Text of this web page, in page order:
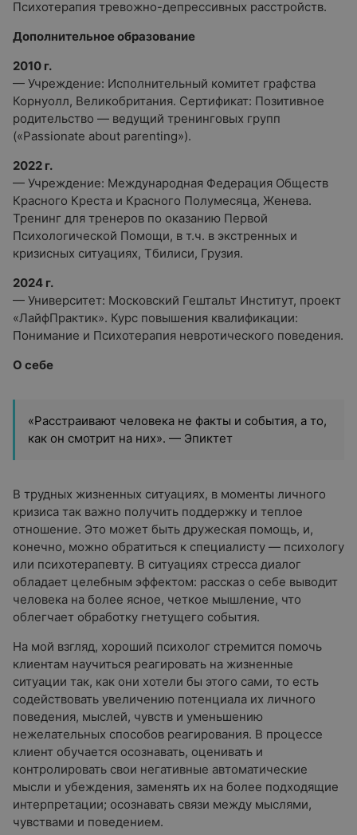
Психотерапия тревожно-депрессивных расстройств.
Дополнительное образование
2010 г.
— Учреждение: Исполнительный комитет графства
Корнуолл, Великобритания. Сертификат: Позитивное
родительство — ведущий тренинговых групп
(«Passionate about parenting»).
2022 г.
— Учреждение: Международная Федерация Обществ
Красного Креста и Красного Полумесяца, Женева.
Тренинг для тренеров по оказанию Первой
Психологической Помощи, в т.ч. в экстренных и
кризисных ситуациях, Тбилиси, Грузия.
2024 г.
— Университет: Московский Гештальт Институт, проект
«ЛайфПрактик». Курс повышения квалификации:
Понимание и Психотерапия невротического поведения.
О себе
«Расстраивают человека не факты и события, а то,
как он смотрит на них». — Эпиктет
В трудных жизненных ситуациях, в моменты личного
кризиса так важно получить поддержку и теплое
отношение. Это может быть дружеская помощь, и,
конечно, можно обратиться к специалисту — психологу
или психотерапевту. В ситуациях стресса диалог
обладает целебным эффектом: рассказ о себе выводит
человека на более ясное, четкое мышление, что
облегчает обработку гнетущего события.
На мой взгляд, хороший психолог стремится помочь
клиентам научиться реагировать на жизненные
ситуации так, как они хотели бы этого сами, то есть
содействовать увеличению потенциала их личного
поведения, мыслей, чувств и уменьшению
нежелательных способов реагирования. В процессе
клиент обучается осознавать, оценивать и
контролировать свои негативные автоматические
мысли и убеждения, заменять их на более подходящие
интерпретации; осознавать связи между мыслями,
чувствами и поведением.